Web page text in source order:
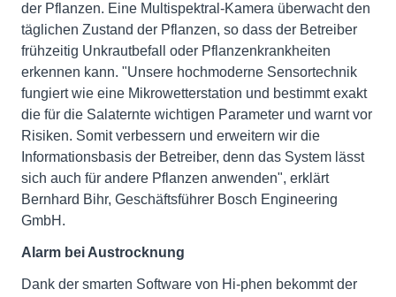
der Pflanzen. Eine Multispektral-Kamera überwacht den
täglichen Zustand der Pflanzen, so dass der Betreiber
frühzeitig Unkrautbefall oder Pflanzenkrankheiten
erkennen kann. "Unsere hochmoderne Sensortechnik
fungiert wie eine Mikrowetterstation und bestimmt exakt
die für die Salaternte wichtigen Parameter und warnt vor
Risiken. Somit verbessern und erweitern wir die
Informationsbasis der Betreiber, denn das System lässt
sich auch für andere Pflanzen anwenden", erklärt
Bernhard Bihr, Geschäftsführer Bosch Engineering
GmbH.
Alarm bei Austrocknung
Dank der smarten Software von Hi-phen bekommt der